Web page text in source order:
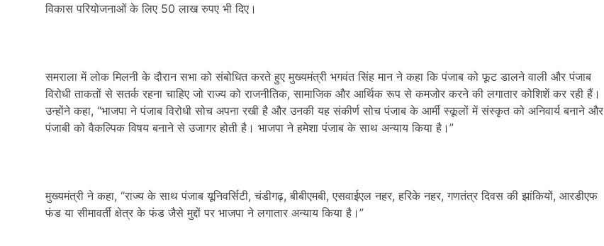
विकास परियोजनाओं के लिए 50 लाख रुपए भी दिए।
समराला में लोक मिलनी के दौरान सभा को संबोधित करते हुए मुख्यमंत्री भगवंत सिंह मान ने कहा कि पंजाब को फूट डालने वाली और पंजाब
विरोधी ताकतों से सतर्क रहना चाहिए जो राज्य को राजनीतिक, सामाजिक और आर्थिक रूप से कमजोर करने की लगातार कोशिशें कर रही हैं।
उन्होंने कहा, “भाजपा ने पंजाब विरोधी सोच अपना रखी है और उनकी यह संकीर्ण सोच पंजाब के आर्मी स्कूलों में संस्कृत को अनिवार्य बनाने और
पंजाबी को वैकल्पिक विषय बनाने से उजागर होती है। भाजपा ने हमेशा पंजाब के साथ अन्याय किया है।”
मुख्यमंत्री ने कहा, “राज्य के साथ पंजाब यूनिवर्सिटी, चंडीगढ़, बीबीएमबी, एसवाईएल नहर, हरिके नहर, गणतंत्र दिवस की झांकियों, आरडीएफ
फंड या सीमावर्ती क्षेत्र के फंड जैसे मुद्दों पर भाजपा ने लगातार अन्याय किया है।”